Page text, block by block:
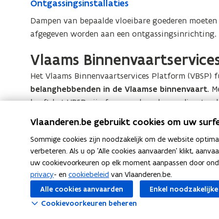
s
s
i
g
s
i
n
t
a
l
l
a
i
Ontgassingsinstallaties
O
t
g
s
s
i
n
s
n
s
t
a
l
Dampen van bepaalde vloeibare goederen moeten
afgegeven worden aan een ontgassingsinrichting.
Vlaams
Het Vlaams Binnenvaartservices Platform (VBSP)
belanghebbenden in de Vlaamse binnenvaart.
heeft het VBSP zijn focus verbreed naar
binnen de sector.
V
l
a
a
m
s
Vlaams Binnenvaartservices Platform
V
l
a
a
m
s
Deel deze pagina
F
a
c
n
K
o
Vlaanderen.be gebruikt cookies om uw
Sommige cookies zijn noodzakelijk om de website
verbeteren. Als u op 'Alle cookies aanvaarden' klikt,
uw cookievoorkeuren op elk moment aanpassen door
privacy- en cookiebeleid van Vlaanderen.be.
Alle cookies aanvaarden
Enkel
Cookievoorkeuren beheren